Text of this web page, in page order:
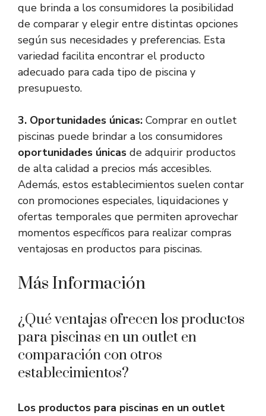
que brinda a los consumidores la posibilidad
de comparar y elegir entre distintas opciones
según sus necesidades y preferencias. Esta
variedad facilita encontrar el producto
adecuado para cada tipo de piscina y
presupuesto.
3. Oportunidades únicas: Comprar en outlet
piscinas puede brindar a los consumidores
oportunidades únicas de adquirir productos
de alta calidad a precios más accesibles.
Además, estos establecimientos suelen contar
con promociones especiales, liquidaciones y
ofertas temporales que permiten aprovechar
momentos específicos para realizar compras
ventajosas en productos para piscinas.
Más Información
¿Qué ventajas ofrecen los productos
para piscinas en un outlet en
comparación con otros
establecimientos?
Los productos para piscinas en un outlet